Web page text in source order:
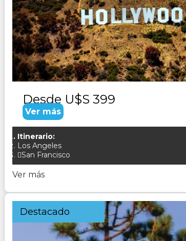
Duración:
2Días 1Noches
Paquete Turistico de 2 dias 1 noche Visitando
Desde U$S 399
Ver más
Itinerario:
Los Angeles
San Francisco
Ver más
Destacado